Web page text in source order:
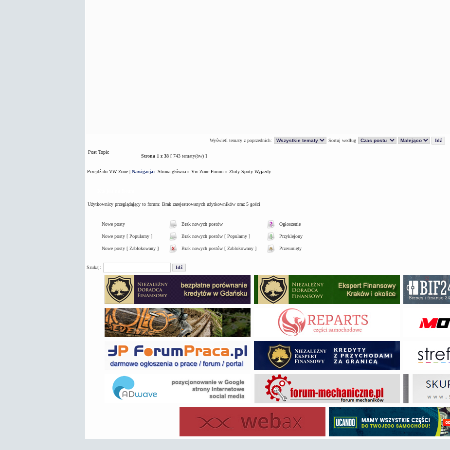
Wyświetl tematy z poprzednich: Sortuj według
Post Topic
Strona 1 z38[ 743 tematy(ów) ]
Przejdź do VW Zone| Nawigacja: Strona główna» Vw Zone Forum » Zloty Spoty Wyjazdy
Użytkownicy przeglądający to forum: Brak zarejestrowanych użytkowników oraz 5 gości
Nowe posty Brak nowych postów Ogłoszenie
Nowe posty [ Popularny ] Brak nowych postów [ Popularny ] Przyklejony
Nowe posty [ Zablokowany ] Brak nowych postów [ Zablokowany ] Przesunięty
Szukaj: